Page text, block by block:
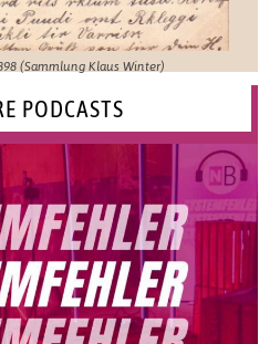
(Sammlung Klaus Winter)
PODCASTS